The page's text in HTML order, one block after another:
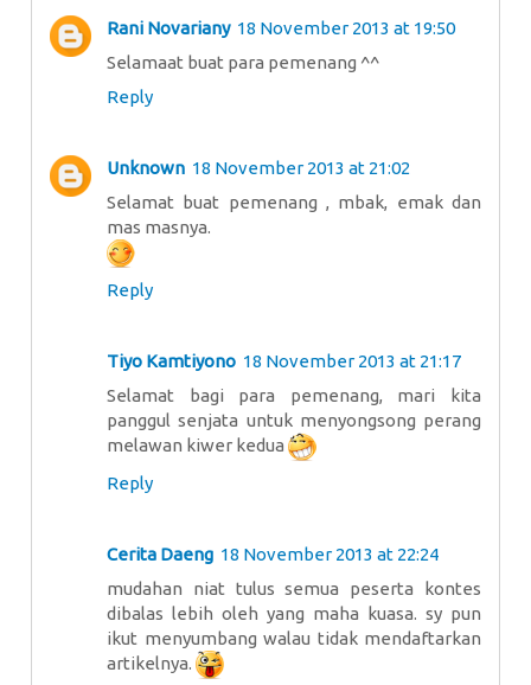
Rani Novariany 18 November 2013 at 19:50
Selamaat buat para pemenang ^^
Reply
Unknown 18 November 2013 at 21:02
Selamat buat pemenang , mbak, emak dan
mas masnya.
Reply
Tiyo Kamtiyono 18 November 2013 at 21:17
Selamat bagi para pemenang, mari kita
panggul senjata untuk menyongsong perang
melawan kiwer kedua
Reply
Cerita Daeng 18 November 2013 at 22:24
mudahan niat tulus semua peserta kontes
dibalas lebih oleh yang maha kuasa. sy pun
ikut menyumbang walau tidak mendaftarkan
artikelnya.